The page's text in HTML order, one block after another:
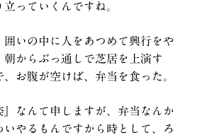
っていくんですね。
囲いの中に人をあつめて興行をや
朝からぶっ通しで芝居を上演す
お腹が空けば、弁当を食った。
』なんて申しますが、弁当なんか
いやるもんですから時として、ろ